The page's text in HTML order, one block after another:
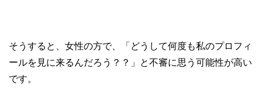
そうすると、女性の方で、「どうして何度も私のプロフィ
ールを見に来るんだろう？？」と不審に思う可能性が高い
です。